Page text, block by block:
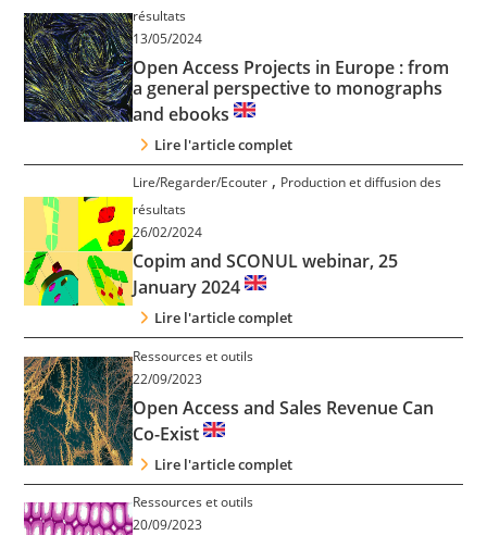
résultats
13/05/2024
Open Access Projects in Europe : from
a general perspective to monographs
and ebooks
Lire l'article complet
Lire/Regarder/Ecouter , Production et diffusion des
résultats
26/02/2024
Copim and SCONUL webinar, 25
January 2024
Lire l'article complet
Ressources et outils
22/09/2023
Open Access and Sales Revenue Can
Co-Exist
Lire l'article complet
Ressources et outils
20/09/2023